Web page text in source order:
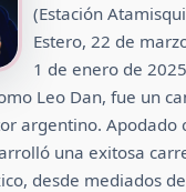
(Estación
Estero, 22 de
1 de enero de
Leo Dan, fue un
argentino.​​ Apodado
una exitosa
desde mediados